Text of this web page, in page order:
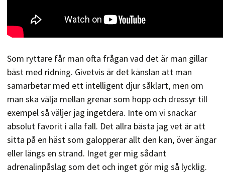
Som ryttare får man ofta frågan vad det är man gillar
bäst med ridning. Givetvis är det känslan att man
samarbetar med ett intelligent djur såklart, men om
man ska välja mellan grenar som hopp och dressyr till
exempel så väljer jag ingetdera. Inte om vi snackar
absolut favorit i alla fall. Det allra bästa jag vet är att
sitta på en häst som galopperar allt den kan, över ängar
eller längs en strand. Inget ger mig sådant
adrenalinpåslag som det och inget gör mig så lycklig.